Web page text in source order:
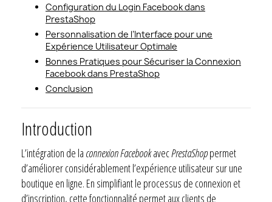
Configuration du Login Facebook dans
PrestaShop
Personnalisation de l’Interface pour une
Expérience Utilisateur Optimale
Bonnes Pratiques pour Sécuriser la Connexion
Facebook dans PrestaShop
Conclusion
Introduction
L’intégration de la connexion FacebookavecPrestaShoppermet
d’améliorer considérablement l’expérience utilisateur sur une
boutique en ligne. En simplifiant le processus de connexion et
d’inscription, cette fonctionnalité permet aux clients de